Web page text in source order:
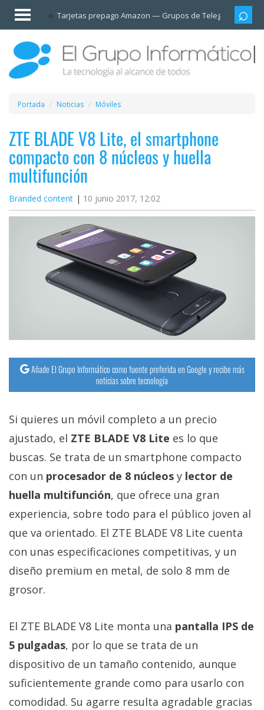
Tarjetas prepago Amazon Grupos de Telegram
Invitado
Iniciar
sesión /
Registrarse
Esenciales
Móviles
Ofertas
Apps
Redes
sociales
Plataformas
streaming
Trucos
Tutoriales
Sistemas
operativos
Profesional
+
Más
temas
Sorteos
Foros
Contacto
/
Sobre
nosotros
Portada Noticias Móviles
ZTE BLADE V8 Lite, el smartphone
compacto con 8 núcleos y huella
multifunción
Branded content 10 junio 2017, 12:02
Añade El Grupo Informático como fuente preferida en Google y recibe más
noticias sobre tecnología
Si quieres un móvil completo a un precio
ajustado, el ZTE BLADE V8 Lite es lo que
buscas. Se trata de un smartphone compacto
con un procesador de 8 núcleos y lector de
huella multifunción, que ofrece una gran
experiencia, sobre todo para el público joven al
que va orientado. El ZTE BLADE V8 Lite cuenta
con unas especificaciones competitivas, y un
diseño premium en metal, de solo 8 mm de
grosor.
El ZTE BLADE V8 Lite monta una pantalla IPS de
5 pulgadas, por lo que se trata de un
dispositivo de un tamaño contenido, aunque
suficientemente grande como para usarlo con
comodidad. Su agarre resulta agradable gracias